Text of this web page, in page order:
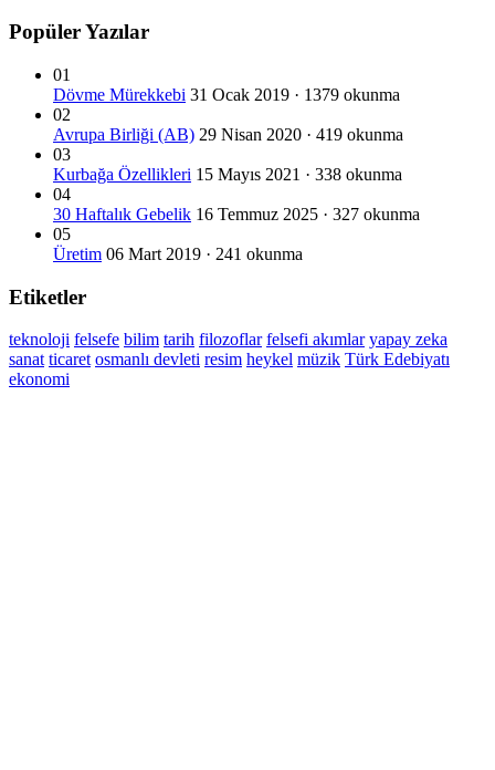
Popüler Yazılar
01
Dövme Mürekkebi 31 Ocak 2019 · 1379 okunma
02
Avrupa Birliği (AB) 29 Nisan 2020 · 419 okunma
03
Kurbağa Özellikleri 15 Mayıs 2021 · 338 okunma
04
30 Haftalık Gebelik 16 Temmuz 2025 · 327 okunma
05
Üretim 06 Mart 2019 · 241 okunma
Etiketler
teknoloji felsefe bilim tarih filozoflar felsefi akımlar yapay zeka
sanat ticaret osmanlı devleti resim heykel müzik Türk Edebiyatı
ekonomi